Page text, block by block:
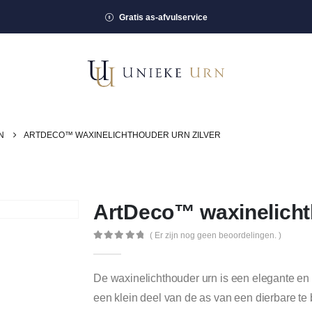
Gratis as-afvulservice
ARTDECO™ WAXINELICHTHOUDER URN ZILVER
ArtDeco™
( Er zijn nog geen beoordelingen. )
De waxinelichthouder urn is een elegante
een klein deel van de as van een dierbare